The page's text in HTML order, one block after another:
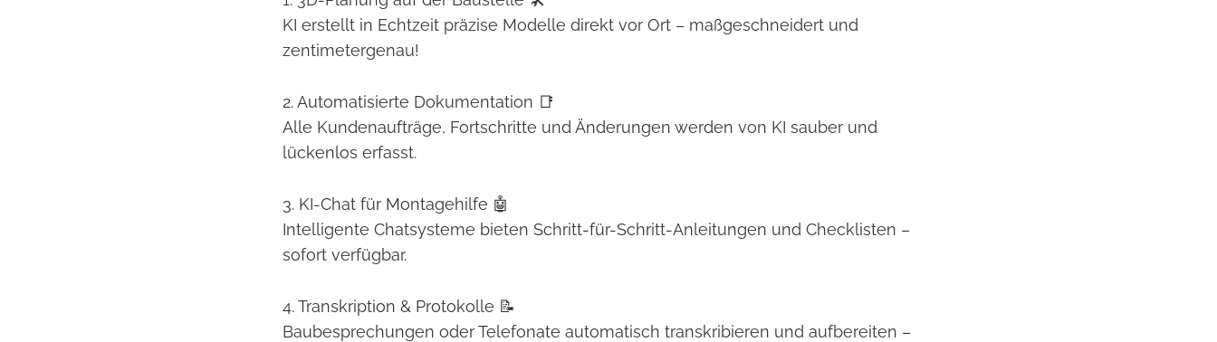
KI erstellt in Echtzeit präzise Modelle direkt vor Ort – maßgeschneidert und
zentimetergenau!
2. Automatisierte Dokumentation 📑
Alle Kundenaufträge, Fortschritte und Änderungen werden von KI sauber und
lückenlos erfasst.
3. KI-Chat für Montagehilfe 🤖
Intelligente Chatsysteme bieten Schritt-für-Schritt-Anleitungen und Checklisten –
sofort verfügbar.
4. Transkription & Protokolle 📝
Baubesprechungen oder Telefonate automatisch transkribieren und aufbereiten –